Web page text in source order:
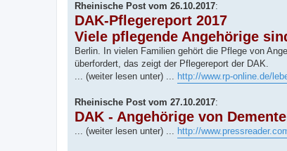
Rheinische Post vom 26.10.2017:
DAK-Pflegereport 2017
Viele pflegende Angehörige
Berlin. In vielen Familien gehört die Pflege von
überfordert, das zeigt der Pflegereport der DAK.
... (weiter lesen unter) ... http://www.rp-online.de/
Rheinische Post vom 27.10.2017:
DAK - Angehörige von
... (weiter lesen unter) ... http://